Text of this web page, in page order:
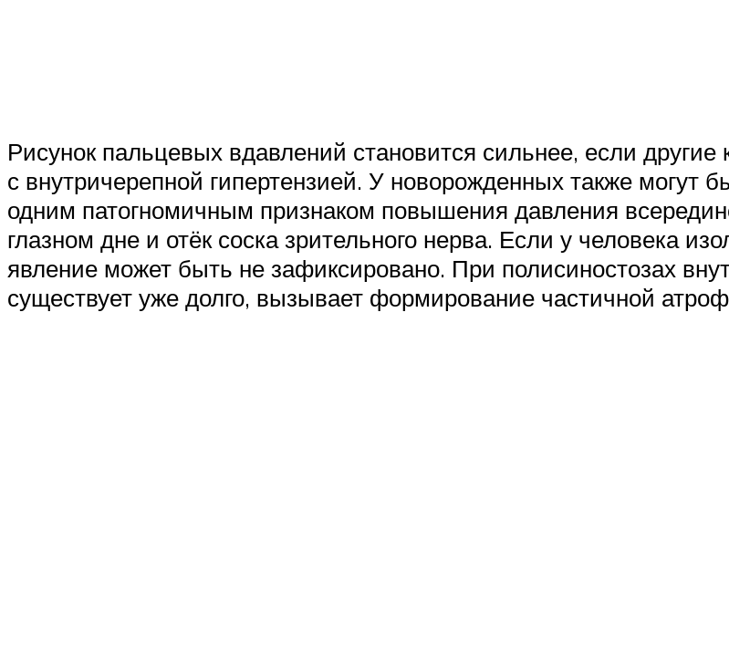
Рисунок пальцевых вдавлений становится сильнее, если
с внутричерепной гипертензией. У новорожденных также
одним патогномичным признаком повышения давления
глазном дне и отёк соска зрительного нерва. Если у человека
явление может быть не зафиксировано. При полисиностозах
существует уже долго, вызывает формирование частичной